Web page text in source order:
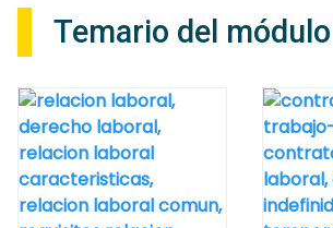
Temario del módulo